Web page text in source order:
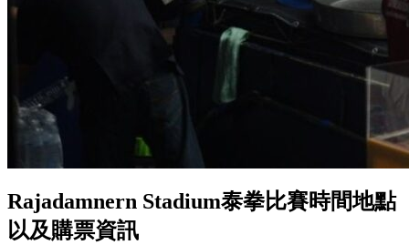
Rajadamnern Stadium泰拳比賽時間地點
以及購票資訊